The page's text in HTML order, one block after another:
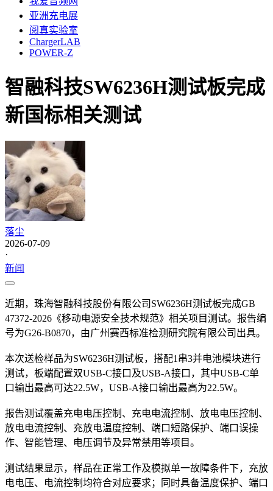
亚洲充电展
阅真实验室
ChargerLAB
POWER-Z
智融科技SW6236H测试板完成
新国标相关测试
落尘
2026-07-09
·
新闻
近期，珠海智融科技股份有限公司SW6236H测试板完成GB
47372-2026《移动电源安全技术规范》相关项目测试。报告编
号为G26-B0870，由广州赛西标准检测研究院有限公司出具。
本次送检样品为SW6236H测试板，搭配1串3并电池模块进行
测试，板端配置双USB-C接口及USB-A接口，其中USB-C单
口输出最高可达22.5W，USB-A接口输出最高为22.5W。
报告测试覆盖充电电压控制、充电电流控制、放电电压控制、
放电电流控制、充放电温度控制、端口短路保护、端口误操
作、智能管理、电压调节及异常禁用等项目。
测试结果显示，样品在正常工作及模拟单一故障条件下，充放
电电压、电流控制均符合对应要求；同时具备温度保护、端口